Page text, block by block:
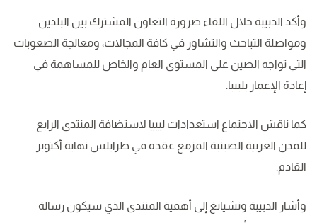
وأكد الدبيبة خلال اللقاء ضرورة التعاون المشترك بين البلدين
ومواصلة التباحث والتشاور في كافة المجالات، ومعالجة الصعوبات
التي تواجه الصين على المستوى العام والخاص للمساهمة في
إعادة الإعمار بليبيا.
كما ناقش الاجتماع استعدادات ليبيا لاستضافة المنتدى الرابع
للمدن العربية الصينية المزمع عقده في طرابلس نهاية أكتوبر
القادم.
وأشار الدبيبة وتشيانغ إلى أهمية المنتدى الذي سيكون رسالة